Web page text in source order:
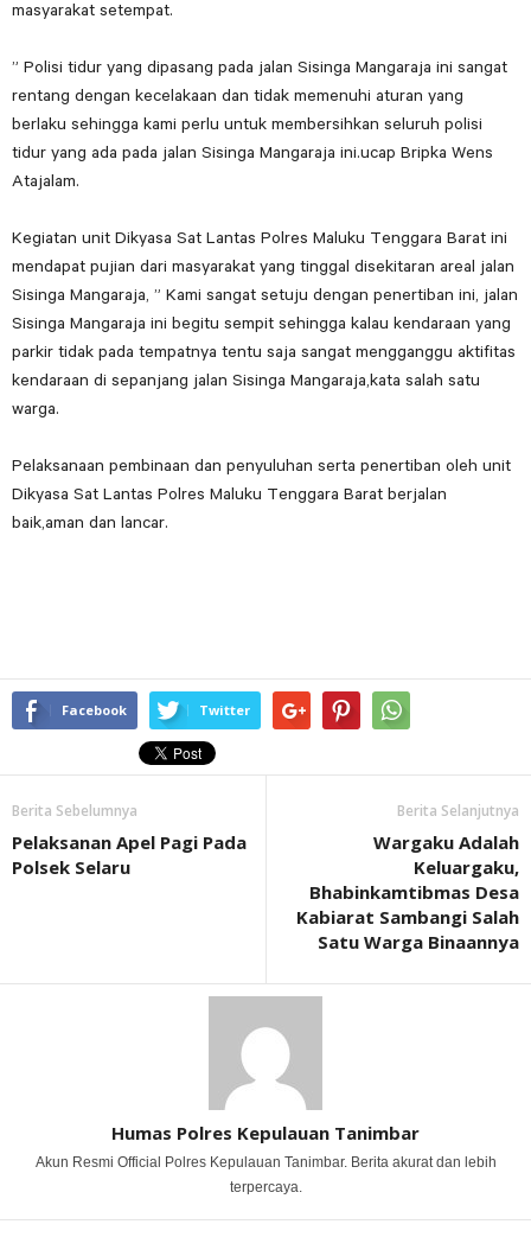
masyarakat setempat.
” Polisi tidur yang dipasang pada jalan Sisinga Mangaraja ini sangat
rentang dengan kecelakaan dan tidak memenuhi aturan yang
berlaku sehingga kami perlu untuk membersihkan seluruh polisi
tidur yang ada pada jalan Sisinga Mangaraja ini.ucap Bripka Wens
Atajalam.
Kegiatan unit Dikyasa Sat Lantas Polres Maluku Tenggara Barat ini
mendapat pujian dari masyarakat yang tinggal disekitaran areal jalan
Sisinga Mangaraja, ” Kami sangat setuju dengan penertiban ini, jalan
Sisinga Mangaraja ini begitu sempit sehingga kalau kendaraan yang
parkir tidak pada tempatnya tentu saja sangat mengganggu aktifitas
kendaraan di sepanjang jalan Sisinga Mangaraja,kata salah satu
warga.
Pelaksanaan pembinaan dan penyuluhan serta penertiban oleh unit
Dikyasa Sat Lantas Polres Maluku Tenggara Barat berjalan
baik,aman dan lancar.
Facebook Twitter
Berita Sebelumnya
Pelaksanan Apel Pagi Pada
Polsek Selaru
Berita Selanjutnya
Wargaku Adalah
Keluargaku,
Bhabinkamtibmas Desa
Kabiarat Sambangi Salah
Satu Warga Binaannya
Humas Polres Kepulauan Tanimbar
Akun Resmi Official Polres Kepulauan Tanimbar. Berita akurat dan lebih
terpercaya.